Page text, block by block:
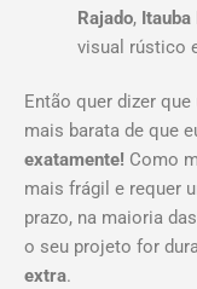
Rajado, Itauba
visual rústico
Então quer dizer
mais barata de que
exatamente! Como
mais frágil e requer
prazo, na maioria
o seu projeto for
extra.